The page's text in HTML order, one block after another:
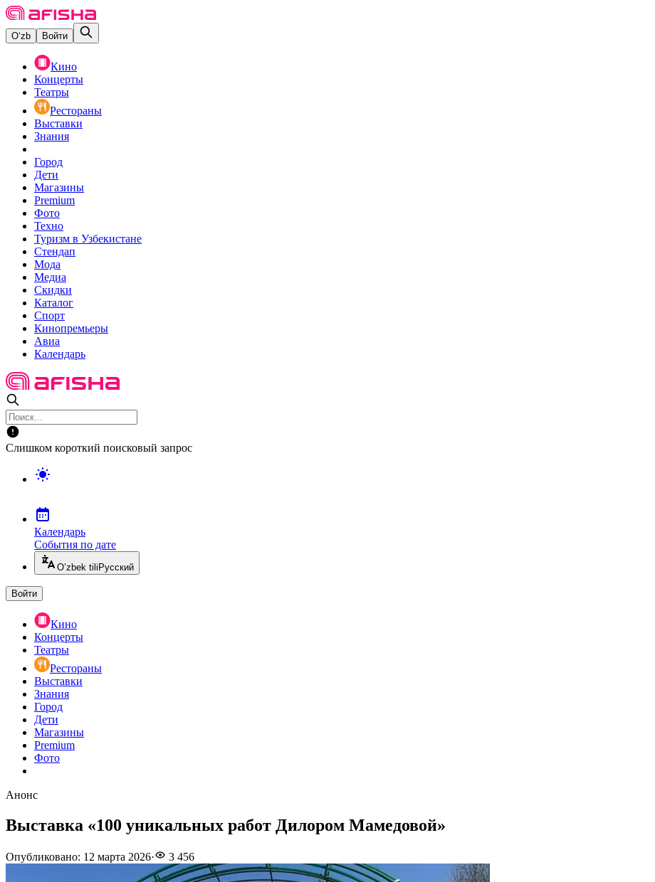
O‘zb Войти
Кино
Концерты
Театры
Рестораны
Выставки
Знания
Город
Дети
Магазины
Premium
Фото
Техно
Туризм в Узбекистане
Стендап
Мода
Медиа
Скидки
Каталог
Спорт
Кинопремьеры
Авиа
Календарь
Слишком короткий поисковый запрос
Календарь
События по дате
O’zbek tili Русский
Войти
Кино
Концерты
Театры
Рестораны
Выставки
Знания
Город
Дети
Магазины
Premium
Фото
Анонс
Выставка «100 уникальных работ Дилором Мамедовой»
Опубликовано: 12 марта 2026· 3 456